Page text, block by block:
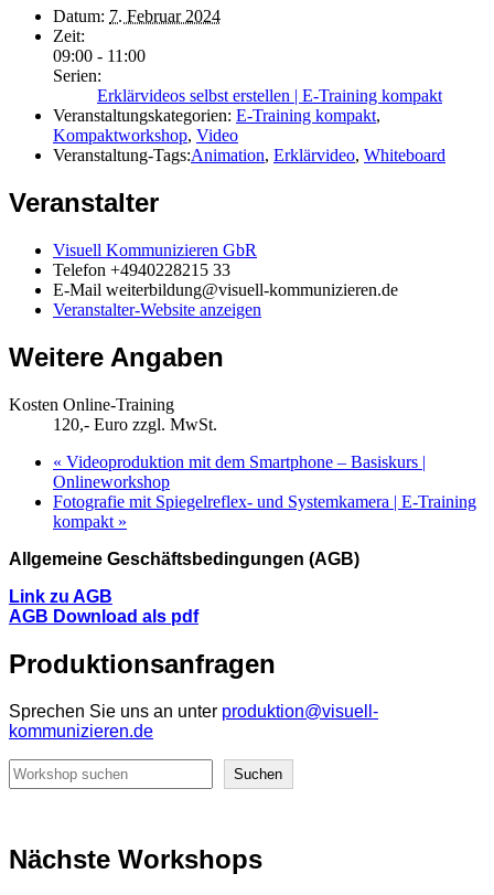
Datum: 7. Februar 2024
Zeit:
09:00 - 11:00
Serien:
Erklärvideos selbst erstellen | E-Training kompakt
Veranstaltungskategorien: E-Training kompakt,
Kompaktworkshop, Video
Veranstaltung-Tags:Animation, Erklärvideo, Whiteboard
Veranstalter
Visuell Kommunizieren GbR
Telefon +4940228215 33
E-Mail weiterbildung@visuell-kommunizieren.de
Veranstalter-Website anzeigen
Weitere Angaben
Kosten Online-Training
120,- Euro zzgl. MwSt.
« Videoproduktion mit dem Smartphone – Basiskurs |
Onlineworkshop
Fotografie mit Spiegelreflex- und Systemkamera | E-Training
kompakt »
Allgemeine Geschäftsbedingungen (AGB)
Link zu AGB
AGB Download als pdf
Produktionsanfragen
Sprechen Sie uns an unter produktion@visuell-
kommunizieren.de
Suchen
Suchen
Nächste Workshops